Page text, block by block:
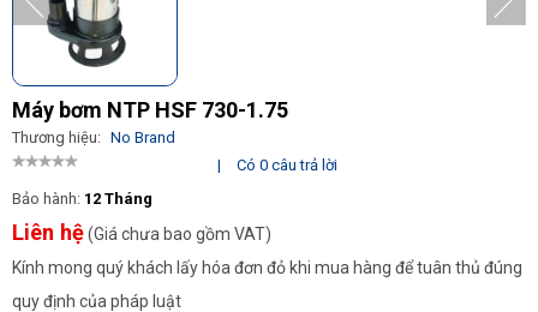
Máy bơm NTP HSF 730-1.75
Thương hiệu: No Brand
|
Có 0 câu trả lời
Bảo hành: 12 Tháng
Liên hệ(Giá chưa bao gồm VAT)
Kính mong quý khách lấy hóa đơn đỏ khi mua hàng để tuân thủ đúng
quy định của pháp luật